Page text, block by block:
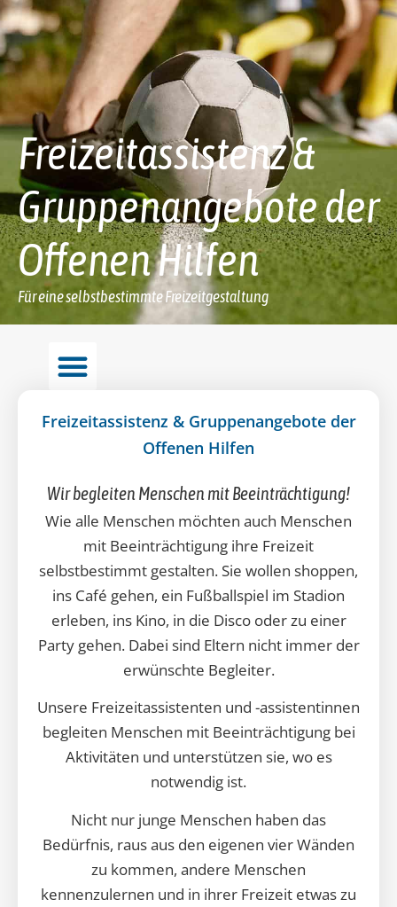
Freizeitassistenz &
Gruppenangebote der
Offenen Hilfen
Für eine selbstbestimmte Freizeitgestaltung
Freizeitassistenz & Gruppenangebote der
Offenen Hilfen
Wir begleiten Menschen mit Beeinträchtigung!
Wie alle Menschen möchten auch Menschen
mit Beeinträchtigung ihre Freizeit
selbstbestimmt gestalten. Sie wollen shoppen,
ins Café gehen, ein Fußballspiel im Stadion
erleben, ins Kino, in die Disco oder zu einer
Party gehen. Dabei sind Eltern nicht immer der
erwünschte Begleiter.
Unsere Freizeitassistenten und -assistentinnen
begleiten Menschen mit Beeinträchtigung bei
Aktivitäten und unterstützen sie, wo es
notwendig ist.
Nicht nur junge Menschen haben das
Bedürfnis, raus aus den eigenen vier Wänden
zu kommen, andere Menschen
kennenzulernen und in ihrer Freizeit etwas zu